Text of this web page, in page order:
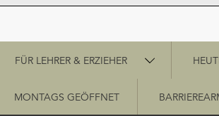
Schnellzugriff
FÜR LEHRER & ERZIEHER
MONTAGS GEÖFFNET